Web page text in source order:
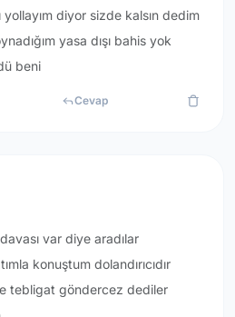
yollayım diyor sizde kalsın dedim
yasa dışı bahis yok
beni
Cevap
davası var diye aradılar
konuştum dolandırıcıdır
tebligat göndercez dediler